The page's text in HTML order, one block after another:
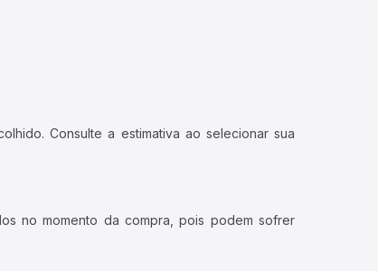
Consulte a estimativa ao selecionar sua
no momento da compra, pois podem sofrer